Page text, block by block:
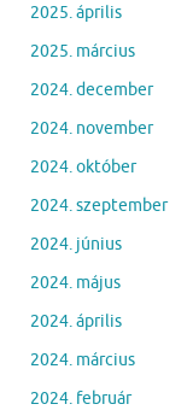
2025. április
2025. március
2024. december
2024. november
2024. október
2024. szeptember
2024. június
2024. május
2024. április
2024. március
2024. február